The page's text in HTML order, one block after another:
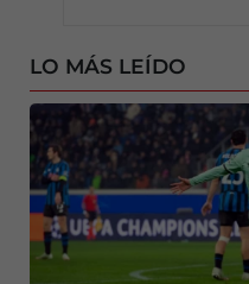
LO MÁS LEÍDO